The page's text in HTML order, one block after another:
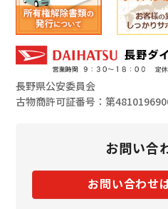
長野県公安委員会
古物商許可証番号：第
お問い合
お問い合わせ